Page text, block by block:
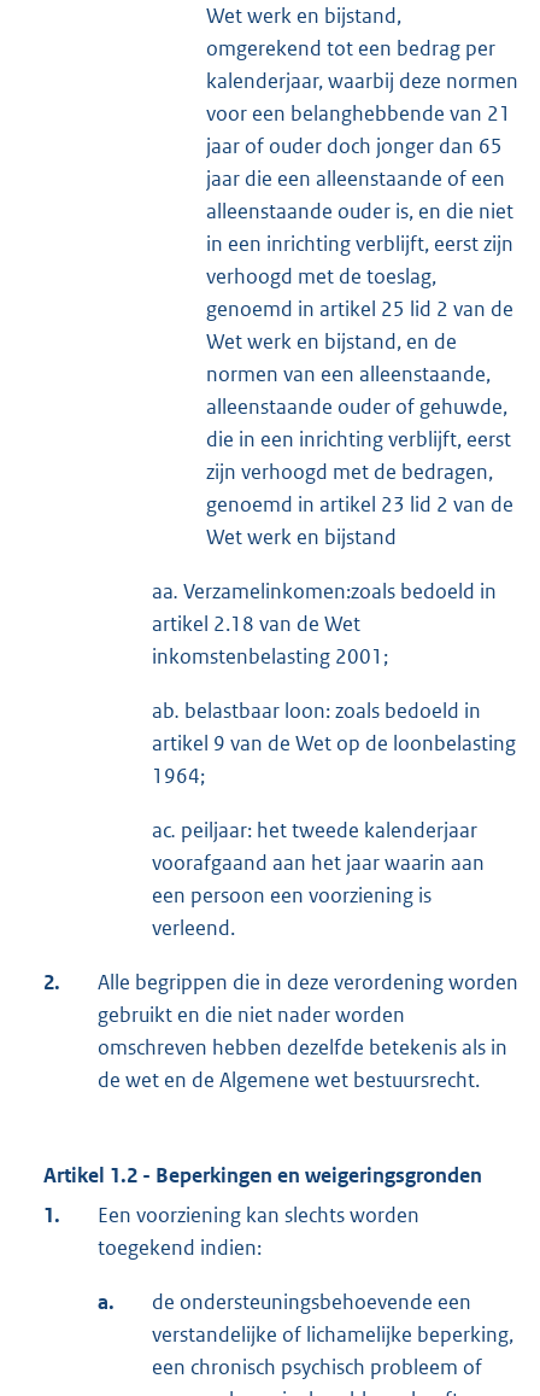
Wet werk en bijstand,
omgerekend tot een bedrag per
kalenderjaar, waarbij deze normen
voor een belanghebbende van 21
jaar of ouder doch jonger dan 65
jaar die een alleenstaande of een
alleenstaande ouder is, en die niet
in een inrichting verblijft, eerst zijn
verhoogd met de toeslag,
genoemd in artikel 25 lid 2 van de
Wet werk en bijstand, en de
normen van een alleenstaande,
alleenstaande ouder of gehuwde,
die in een inrichting verblijft, eerst
zijn verhoogd met de bedragen,
genoemd in artikel 23 lid 2 van de
Wet werk en bijstand
aa. Verzamelinkomen:zoals bedoeld in
artikel 2.18 van de Wet
inkomstenbelasting 2001;
ab. belastbaar loon: zoals bedoeld in
artikel 9 van de Wet op de loonbelasting
1964;
ac. peiljaar: het tweede kalenderjaar
voorafgaand aan het jaar waarin aan
een persoon een voorziening is
verleend.
2.
Alle begrippen die in deze verordening worden
gebruikt en die niet nader worden
omschreven hebben dezelfde betekenis als in
de wet en de Algemene wet bestuursrecht.
Artikel 1.2 - Beperkingen en weigeringsgronden
1.
Een voorziening kan slechts worden
toegekend indien:
a.
de ondersteuningsbehoevende een
verstandelijke of lichamelijke beperking,
een chronisch psychisch probleem of